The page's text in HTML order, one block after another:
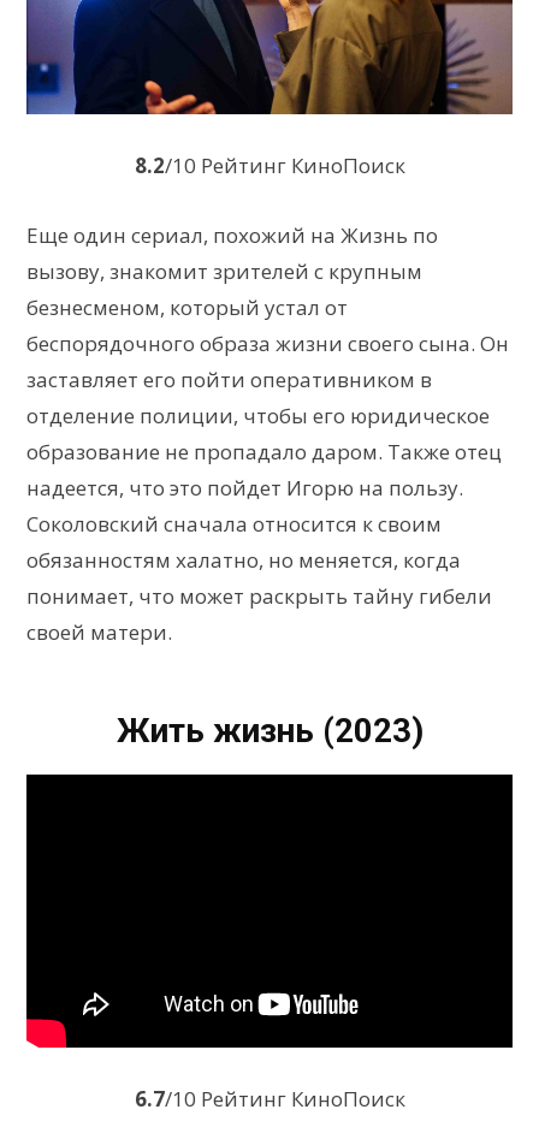
8.2/10 Рейтинг КиноПоиск
Еще один сериал, похожий на Жизнь по
вызову, знакомит зрителей с крупным
безнесменом, который устал от
беспорядочного образа жизни своего сына. Он
заставляет его пойти оперативником в
отделение полиции, чтобы его юридическое
образование не пропадало даром. Также отец
надеется, что это пойдет Игорю на пользу.
Соколовский сначала относится к своим
обязанностям халатно, но меняется, когда
понимает, что может раскрыть тайну гибели
своей матери.
Жить жизнь (2023)
6.7/10 Рейтинг КиноПоиск